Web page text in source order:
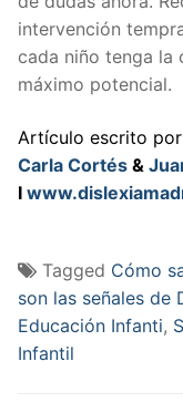
intervención
cada niño tenga la
máximo potencial.
Artículo escrito
Carla Cortés &
I
Tagged Cómo
son las señales de
Educación Infanti,
Infantil